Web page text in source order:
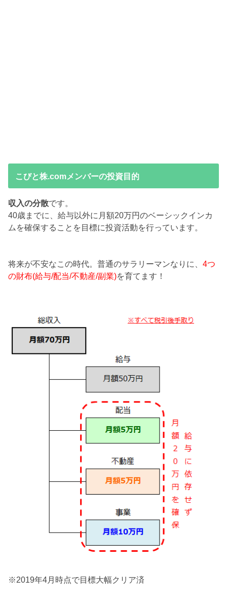
こびと株.comメンバーの投資目的
収入の分散です。
40歳までに、給与以外に月額20万円のベーシックインカ
ムを確保することを目標に投資活動を行っています。
将来が不安なこの時代。普通のサラリーマンなりに、4つ
の財布(給与/配当/不動産/副業)を育てます！
※2019年4月時点で目標大幅クリア済